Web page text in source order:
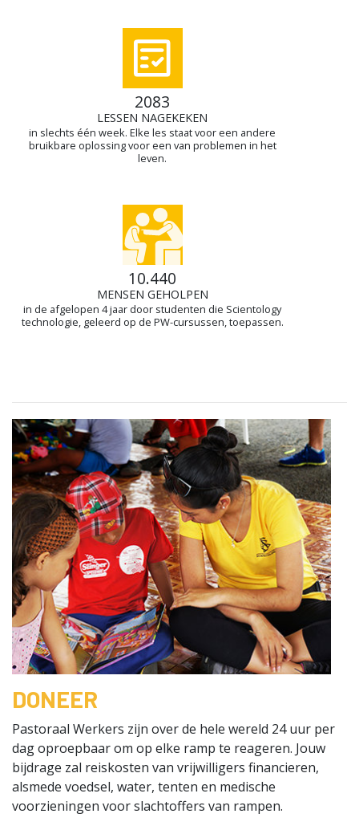
2083
LESSEN NAGEKEKEN
in slechts één week. Elke les staat voor een andere
bruikbare oplossing voor een van problemen in het
leven.
10.440
MENSEN GEHOLPEN
in de afgelopen 4 jaar door studenten die Scientology
technologie, geleerd op de PW-cursussen, toepassen.
DONEER
Pastoraal Werkers zijn over de hele wereld 24 uur per
dag oproepbaar om op elke ramp te reageren. Jouw
bijdrage zal reiskosten van vrijwilligers financieren,
alsmede voedsel, water, tenten en medische
voorzieningen voor slachtoffers van rampen.